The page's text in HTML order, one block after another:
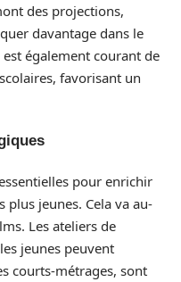
des projections,
davantage dans le
également courant de
favorisant un
pour enrichir
jeunes. Cela va au-
Les ateliers de
jeunes peuvent
courts-métrages, sont